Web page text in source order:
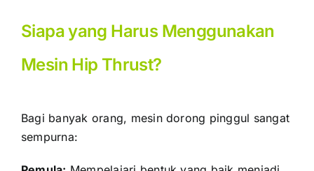
Siapa yang Harus Menggunakan
Mesin Hip Thrust?
Bagi banyak orang, mesin dorong pinggul sangat
sempurna: